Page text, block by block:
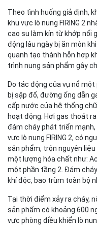
Theo tình huống giả định,
khu vực lò nung FIRING 2
cao su làm kín từ khớp nối
động lâu ngày bị ăn mòn
quanh tạo thành hỗn hợp
trình nung sản phẩm gây
Do tác động của vụ nổ
bị sập đổ, đường ống dẫn
cấp nước của hệ thống
hoạt động. Hơi gas thoát
đám cháy phát triển
vực lò nung FIRING 2, có
sản phẩm, trộn nguyên
một lượng hóa chất như:
một phần tầng 2. Đám
khí độc, bao trùm toàn bộ
Tại thời điểm xảy ra cháy,
sản phẩm có khoảng 600
vực phòng điều khiển lò